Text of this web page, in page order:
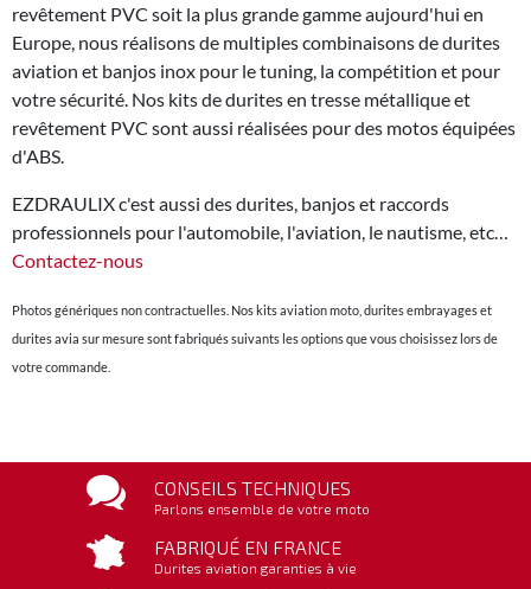
revêtement PVC soit la plus grande gamme aujourd'hui en
Europe, nous réalisons de multiples combinaisons de durites
aviation et banjos inox pour le tuning, la compétition et pour
votre sécurité. Nos kits de durites en tresse métallique et
revêtement PVC sont aussi réalisées pour des motos équipées
d'ABS.
EZDRAULIX c'est aussi des durites, banjos et raccords
professionnels pour l'automobile, l'aviation, le nautisme, etc…
Contactez-nous
Photos génériques non contractuelles. Nos kits aviation moto, durites embrayages et
durites avia sur mesure sont fabriqués suivants les options que vous choisissez lors de
votre commande.
CONSEILS TECHNIQUES
Parlons ensemble de votre moto
FABRIQUÉ EN FRANCE
Durites aviation garanties à vie